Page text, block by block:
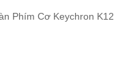
Phím Cơ Keychron K12